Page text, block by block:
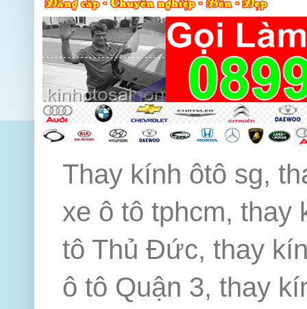
Thay kính ôtô sg,
xe ô tô tphcm, thay
tô Thủ Đức, thay
ô tô Quận 3, thay